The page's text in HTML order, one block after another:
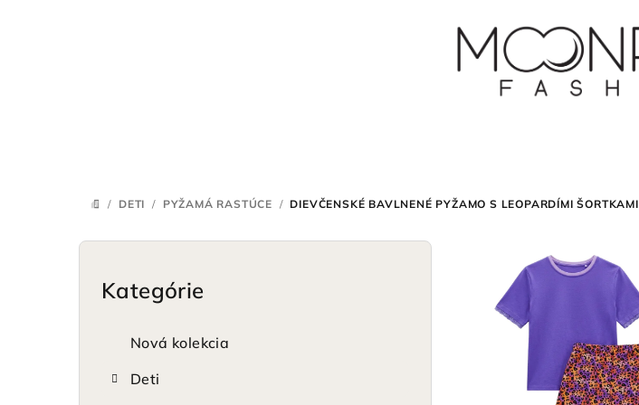
DOMOV
/ DETI / PYŽAMÁ RASTÚCE / DIEVČENSKÉ BAVLNENÉ PYŽAMO S LEOPARDÍMI ŠORTKAMI
B
Preskočiť
kategórie
Kategórie
Nová kolekcia
Deti